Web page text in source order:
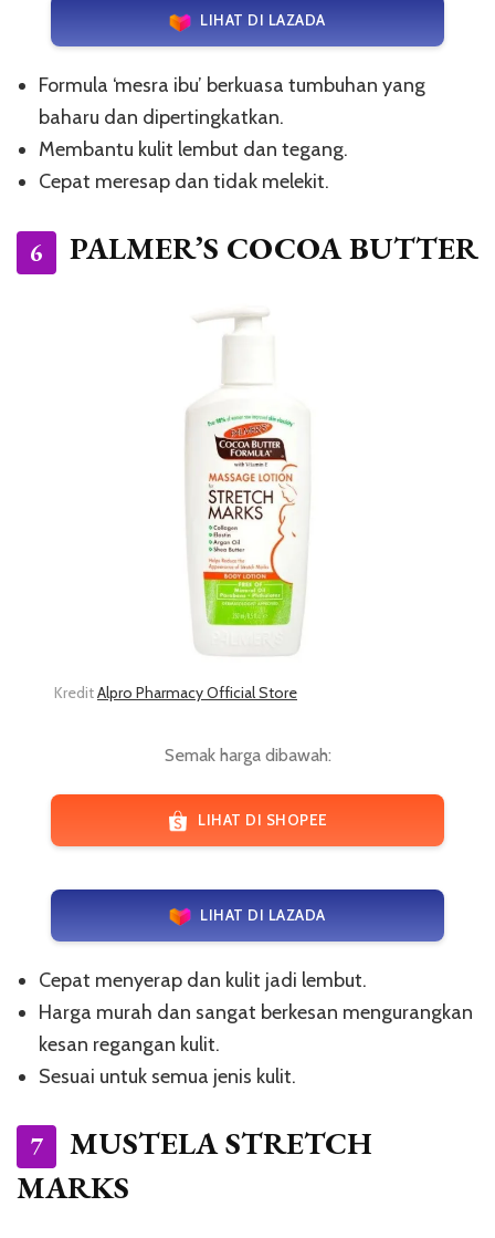
LIHAT DI LAZADA
Formula ‘mesra ibu’ berkuasa tumbuhan yang
baharu dan dipertingkatkan.
Membantu kulit lembut dan tegang.
Cepat meresap dan tidak melekit.
6 PALMER’S COCOA BUTTER
KreditAlpro Pharmacy Official Store
Semak harga dibawah:
LIHAT DI SHOPEE
LIHAT DI LAZADA
Cepat menyerap dan kulit jadi lembut.
Harga murah dan sangat berkesan mengurangkan
kesan regangan kulit.
Sesuai untuk semua jenis kulit.
7
MUSTELA STRETCH
MARKS